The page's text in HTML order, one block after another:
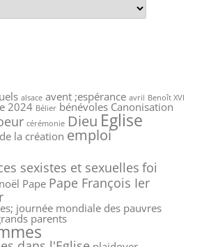
alsace avent ;espérance avril Benoît XVI
2024 Bélier bénévoles Canonisation
cérémonie Dieu Eglise
la création emploi
sexistes et sexuelles foi
noël Pape Pape François Ier
journée mondiale des pauvres
parents